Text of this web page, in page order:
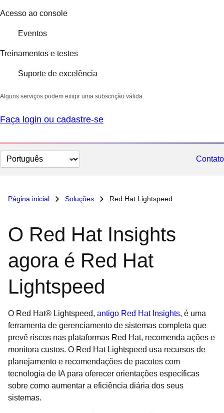
Acesso ao console
Eventos
Treinamentos e testes
Suporte de excelência
Alguns serviços podem exigir uma subscrição válida.
Faça login ou cadastre-se
Selecionar
idioma
Contato
Página inicial Soluções Red Hat Lightspeed
O Red Hat Insights
agora é Red Hat
Lightspeed
O Red Hat® Lightspeed, antigo Red Hat Insights, é uma
ferramenta de gerenciamento de sistemas completa que
prevê riscos nas plataformas Red Hat, recomenda ações e
monitora custos. O Red Hat Lightspeed usa recursos de
planejamento e recomendações de pacotes com
tecnologia de IA para oferecer orientações específicas
sobre como aumentar a eficiência diária dos seus
sistemas.